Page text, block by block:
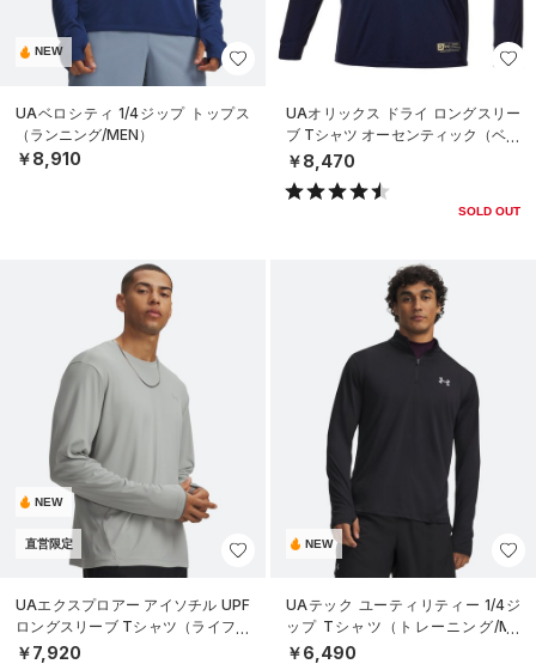
NEW
UAベロシティ 1/4ジップ トップス
（ランニング/MEN）
￥8,910
UAオリックス ドライ ロングスリー
ブ Tシャツ オーセンティック（ベー
スボール/MEN）
￥8,470
SOLD OUT
NEW
直営限定
UAエクスプロアー アイソチル UPF
ロングスリーブ Tシャツ（ライフス
タイル/MEN）
￥7,920
NEW
UAテック ユーティリティー 1/4ジ
ップ Tシャツ（トレーニング/ME
N）
￥6,490